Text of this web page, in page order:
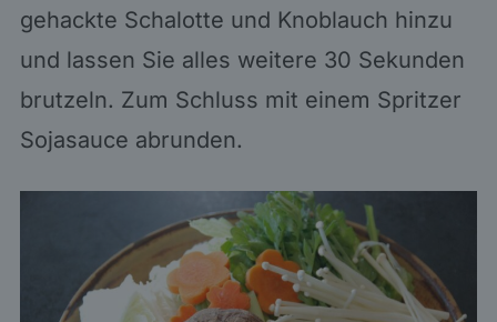
gehackte Schalotte und Knoblauch hinzu
und lassen Sie alles weitere 30 Sekunden
brutzeln. Zum Schluss mit einem Spritzer
Sojasauce abrunden.